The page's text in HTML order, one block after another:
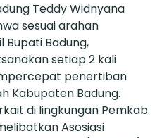
Teddy Widnyana
sesuai arahan
Bupati Badung,
setiap 2 kali
penertiban
Kabupaten Badung.
di lingkungan Pemkab.
Asosiasi